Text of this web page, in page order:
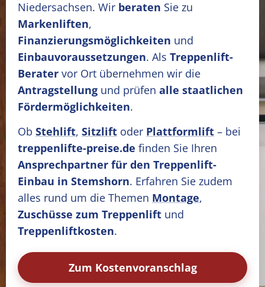
Niedersachsen. Wir beraten Sie zu
Markenliften,
Finanzierungsmöglichkeiten und
Einbauvoraussetzungen. Als Treppenlift-
Berater vor Ort übernehmen wir die
Antragstellung und prüfen alle staatlichen
Fördermöglichkeiten.
Ob Stehlift, Sitzlift oder Plattformlift – bei
treppenlifte-preise.de finden Sie Ihren
Ansprechpartner für den Treppenlift-
Einbau in Stemshorn. Erfahren Sie zudem
alles rund um die Themen Montage,
Zuschüsse zum Treppenlift und
Treppenliftkosten.
Zum Kostenvoranschlag